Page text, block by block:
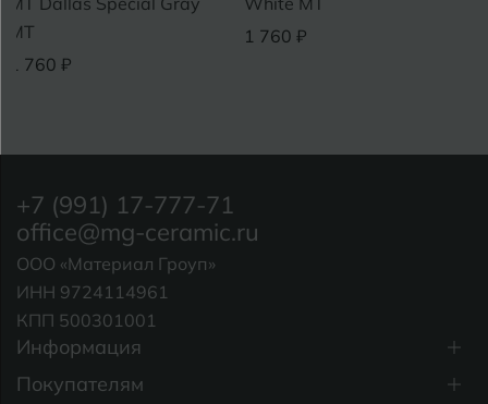
MT
1 760 ₽
1 760 ₽
Информация
Покупателям
+7 (991) 17-777-71
office@mg-ceramic.ru
ООО «Материал Гроуп»
ИНН 9724114961
КПП 500301001